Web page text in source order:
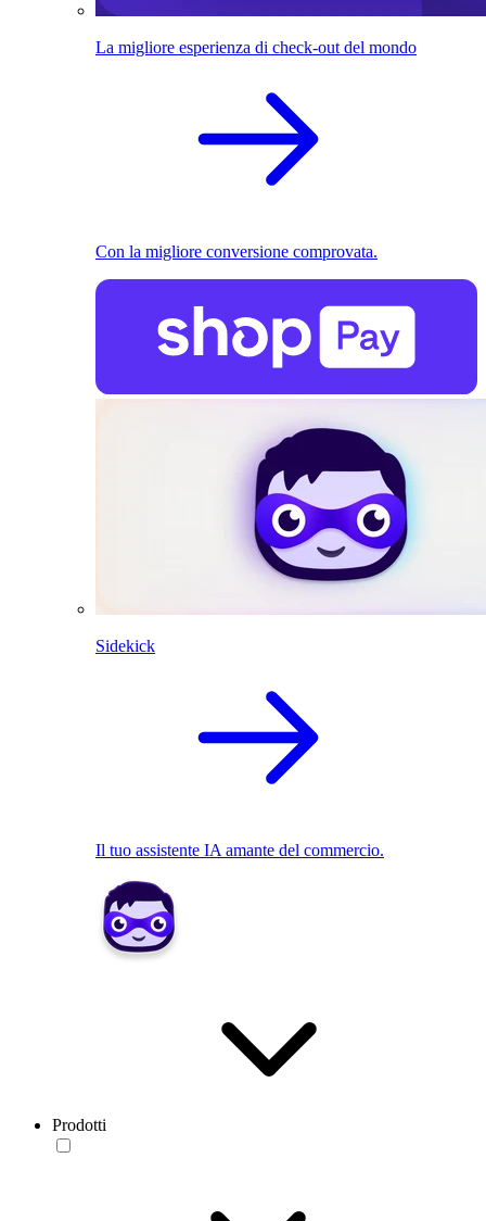
La migliore esperienza di check-out del mondo
Con la migliore conversione comprovata.
Sidekick
Il tuo assistente IA amante del commercio.
Prodotti